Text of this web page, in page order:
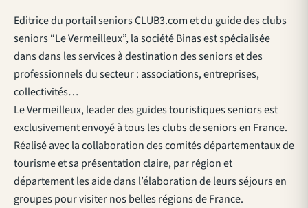
Editrice du portail seniors CLUB3.com et du guide des clubs
seniors “Le Vermeilleux”, la société Binas est spécialisée
dans dans les services à destination des seniors et des
professionnels du secteur : associations, entreprises,
collectivités…
Le Vermeilleux, leader des guides touristiques seniors est
exclusivement envoyé à tous les clubs de seniors en France.
Réalisé avec la collaboration des comités départementaux de
tourisme et sa présentation claire, par région et
département les aide dans l’élaboration de leurs séjours en
groupes pour visiter nos belles régions de France.